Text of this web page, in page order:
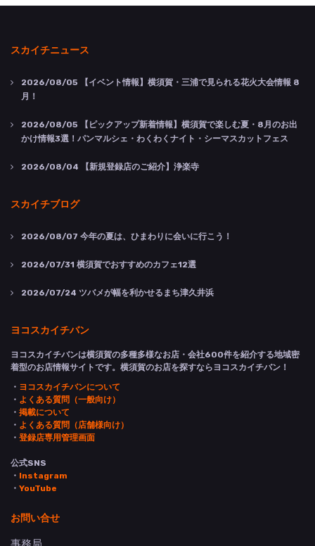
スカイチニュース
2026/08/05 【イベント情報】横須賀・三浦で見られる花火大会情報 8
月！
2026/08/05 【ピックアップ新着情報】横須賀で楽しむ夏・8月のお出
かけ情報3選！パンマルシェ・わくわくナイト・シーマスカットフェス
2026/08/04 【新規登録店のご紹介】浄楽寺
スカイチブログ
2026/08/07 今年の夏は、ひまわりに会いに行こう！
2026/07/31 横須賀でおすすめのカフェ12選
2026/07/24 ツバメが幅を利かせるまち津久井浜
ヨコスカイチバン
ヨコスカイチバンは横須賀の多種多様なお店・会社600件を紹介する地域密
着型のお店情報サイトです。横須賀のお店を探すならヨコスカイチバン！
・ ヨコスカイチバンについて
・ よくある質問（一般向け）
・ 掲載について
・ よくある質問（店舗様向け）
・ 登録店専用管理画面
公式SNS
・ Instagram
・ YouTube
お問い合せ